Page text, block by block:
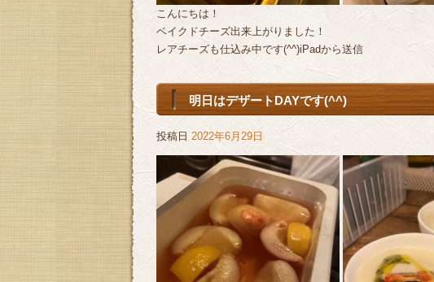
こんにちは！
ベイクドチーズ出来上がりました！
レアチーズも仕込み中です(^^)iPadから送信
明日はデザートDAYです(^^)
投稿日 2022年6月29日